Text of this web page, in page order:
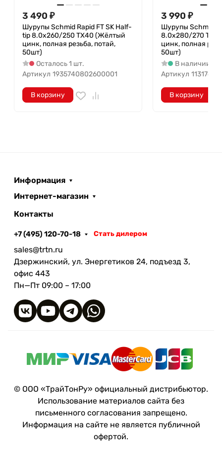
• Максимальная несущая
способность
• Быстро вгрызается
даже в косые и
поперечные резьбовые
соединения по дереву
Половинный
наконечник с
сердцевинными
ребрами (Half tip)
Полный наконечник с
сердцевинными
ребрами (Full tip)
Покрытие
YellWin 500+. По запросу также
Ø 8,0 до 300мм и Ø 10,0 до 510мм),
такие как: цинк-никель
Полная резьба RAPID® -
применение
СТАЛЬНОЙ ПЛАСТИНЫ И ВИНТОВ С
ПОЛНОЙ РЕЗЬБОЙ
Винты с полной резьбой RAPID®
передают опорную нагрузку от
деревянного профиля
непосредственно на стальную
пластину через головки винтов. Они
равномерно распределяют усилие
3 490 ₽
Шурупы Schmid Rapid FT SK Half-
tip 8.0x260/250 TX40 (Жёлтый
цинк, полная резьба, потай,
50шт)
Осталось 1 шт.
Артикул 1935740802600001
В корзину
3 990 ₽
Шурупы Schmid
8.0x280/270
цинк, полная
50шт)
В наличии 17
Артикул
В корзину
Информация
Интернет-магазин
Контакты
+7 (495) 120-70-18 Стать дилером
sales@trtn.ru
Дзержинский, ул. Энергетиков 24, подъезд 3,
офис 443
Пн—Пт 09:00 – 17:00
© ООО «ТрайТонРу» официальный дистрибьютор.
Использование материалов сайта без
письменного согласования запрещено.
Информация на сайте не является публичной
офертой.